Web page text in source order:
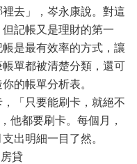
裡去」，岑永康說。對這
記帳又是理財的第一
是最有效率的方式，讓
單都被清楚分類，還可
的帳單分析表。
「只要能刷卡，就絕不
他都要刷卡。每個月，
出明細一目了然。
貸